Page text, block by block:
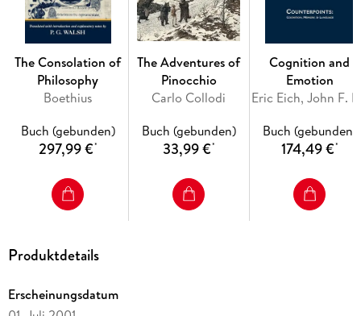
The Consolation of
Philosophy
Boethius
Buch (gebunden)
297,99 €*
The Adventures of
Pinocchio
Carlo Collodi
Buch (gebunden)
33,99 €*
Cognition and
Emotion
Buch (gebunden)
174,49 €*
Produktdetails
Erscheinungsdatum